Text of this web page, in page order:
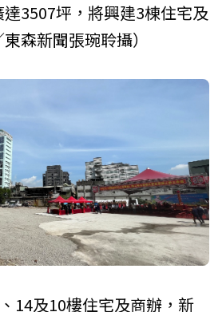
3507坪，將興建3棟住宅及
東森新聞張琬聆攝）
14及10樓住宅及商辦，新